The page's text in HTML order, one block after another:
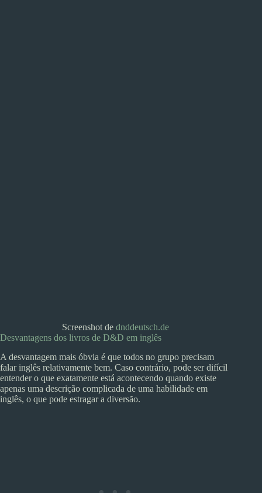
Screenshot de dnddeutsch.de
Desvantagens dos livros de D&D em inglês
A desvantagem mais óbvia é que todos no grupo precisam
falar inglês relativamente bem. Caso contrário, pode ser difícil
entender o que exatamente está acontecendo quando existe
apenas uma descrição complicada de uma habilidade em
inglês, o que pode estragar a diversão.